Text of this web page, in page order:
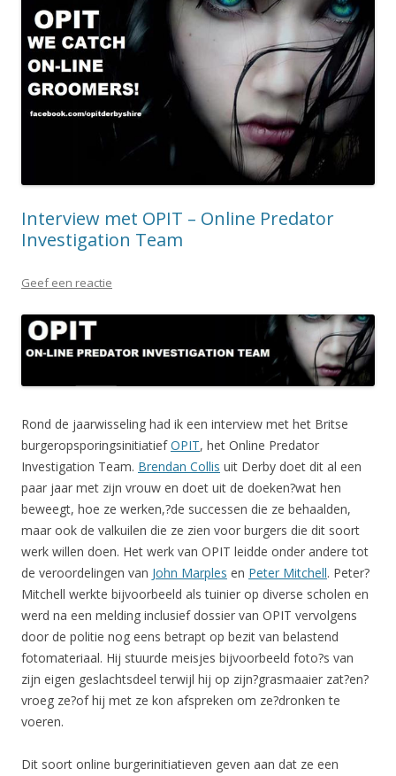
Interview met OPIT – Online Predator
Investigation Team
Geef een reactie
Rond de jaarwisseling had ik een interview met het Britse
burgeropsporingsinitiatiefOPIT, het Online Predator
Investigation Team. Brendan Collis uit Derby doet dit al een
paar jaar met zijn vrouw en doet uit de doeken?wat hen
beweegt, hoe ze werken,?de successen die ze behaalden,
maar ook de valkuilen die ze zien voor burgers die dit soort
werk willen doen. Het werk van OPIT leidde onder andere tot
de veroordelingen van John Marples en Peter Mitchell. Peter?
Mitchell werkte bijvoorbeeld als tuinier op diverse scholen en
werd na een melding inclusief dossier van OPIT vervolgens
door de politie nog eens betrapt op bezit van belastend
fotomateriaal. Hij stuurde meisjes bijvoorbeeld foto?s van
zijn eigen geslachtsdeel terwijl hij op zijn?grasmaaier zat?en?
vroeg ze?of hij met ze kon afspreken om ze?dronken te
voeren.
Dit soort online burgerinitiatieven geven aan dat ze een